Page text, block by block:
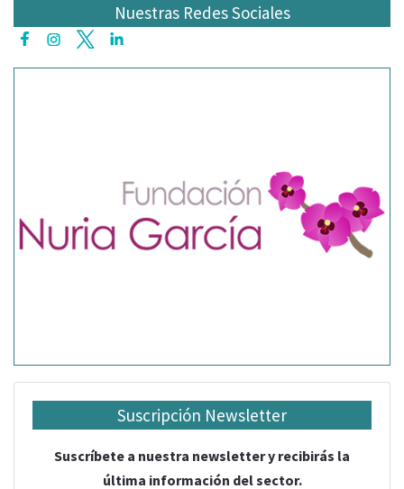
Nuestras Redes Sociales
Suscripción Newsletter
Suscríbete a nuestra newsletter y recibirás la
última información del sector.